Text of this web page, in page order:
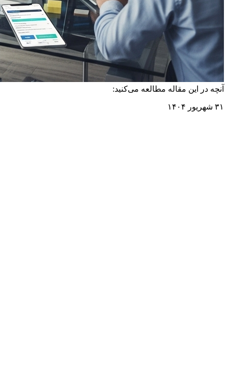
آنچه در این مقاله مطالعه می‌کنید:
۳۱ شهریور ۱۴۰۴